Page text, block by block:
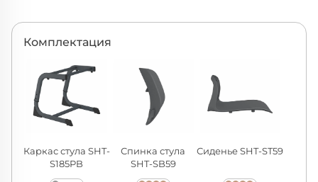
Комплектация
Каркас стула SHT-
S185PB
Спинка стула
SHT-SB59
Сиденье SHT-ST59